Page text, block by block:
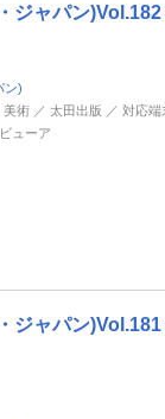
ジャパン
ン)
術 ／ 太田出版 ／ 対応端
ューア
ジャパン